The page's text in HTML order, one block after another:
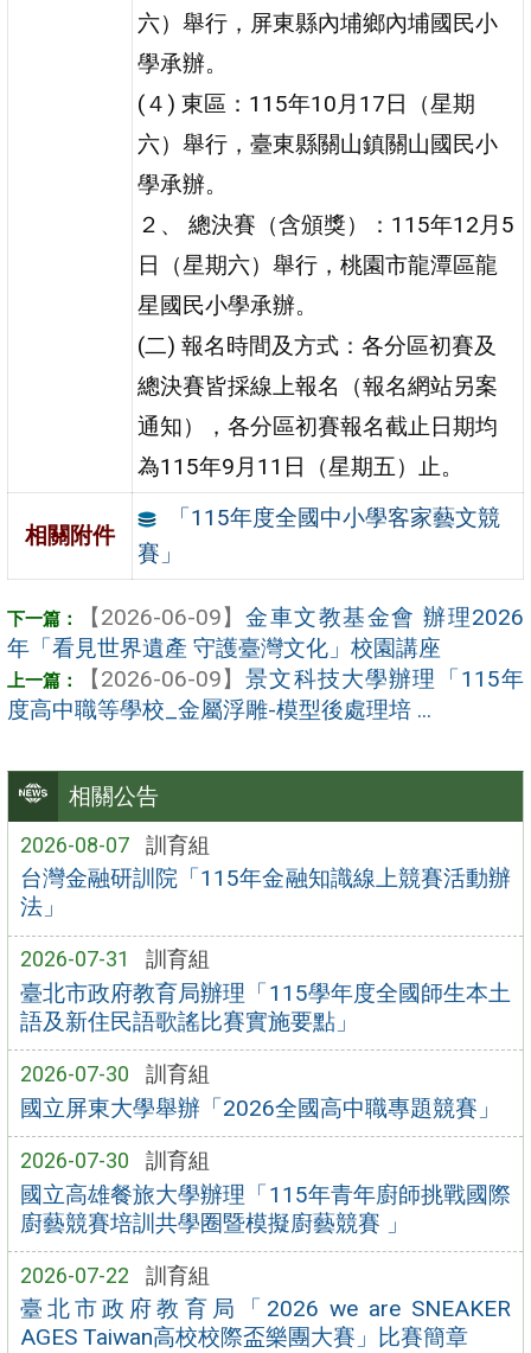
相關公告
2026-08-07 訓育組
台灣金融研訓院「115年金融知識線上競賽活動辦
法」
2026-07-31 訓育組
臺北市政府教育局辦理「115學年度全國師生本土
語及新住民語歌謠比賽實施要點」
2026-07-30 訓育組
國立屏東大學舉辦「2026全國高中職專題競賽」
2026-07-30 訓育組
國立高雄餐旅大學辦理「115年青年廚師挑戰國際
廚藝競賽培訓共學圈暨模擬廚藝競賽 」
2026-07-22 訓育組
臺北市政府教育局「2026 we are SNEAKER
AGES Taiwan高校校際盃樂團大賽」比賽簡章
六）舉行，屏東縣內埔鄉內埔國民小
學承辦。
(４) 東區：115年10月17日（星期
六）舉行，臺東縣關山鎮關山國民小
學承辦。
２、 總決賽（含頒獎）：115年12月5
日（星期六）舉行，桃園市龍潭區龍
星國民小學承辦。
(二) 報名時間及方式：各分區初賽及
總決賽皆採線上報名（報名網站另案
通知），各分區初賽報名截止日期均
為115年9月11日（星期五）止。
相關附件
「115年度全國中小學客家藝文競
賽」
【2026-06-09】 金車文教基金會 辦理2026
年「看見世界遺產 守護臺灣文化」校園講座
【2026-06-09】 景文科技大學辦理「115年
度高中職等學校_金屬浮雕-模型後處理培 ...